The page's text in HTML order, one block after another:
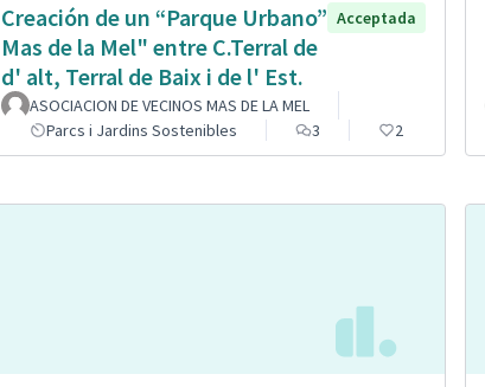
Creación de un “Parque Urbano”
Mas de la Mel" entre C.Terral de
d' alt, Terral de Baix i de l' Est.
Acceptada
ASOCIACION DE VECINOS MAS DE LA MEL
Parcs i Jardins Sostenibles
3 2